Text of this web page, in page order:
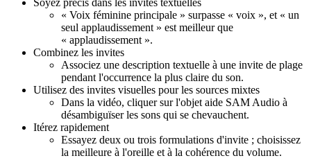
Soyez précis dans les invites textuelles
« Voix féminine principale » surpasse « voix », et « un
seul applaudissement » est meilleur que
« applaudissement ».
Combinez les invites
Associez une description textuelle à une invite de plage
pendant l'occurrence la plus claire du son.
Utilisez des invites visuelles pour les sources mixtes
Dans la vidéo, cliquer sur l'objet aide SAM Audio à
désambiguïser les sons qui se chevauchent.
Itérez rapidement
Essayez deux ou trois formulations d'invite ; choisissez
la meilleure à l'oreille et à la cohérence du volume.